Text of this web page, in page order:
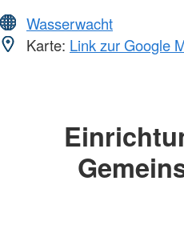
Wasserwacht
Karte: Link zur Google